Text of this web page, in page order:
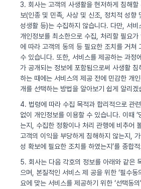
3. 회사는 고객의 사생활을 현저하게 침해할
보(인종 및 민족, 사상 및 신조, 정치적 성향
성생활 등)는 수집하지 않습니다. 다만, 서
개인정보를 최소한으로 수집, 처리할 필요
에 따라 고객의 동의 등 필요한 조치를 거쳐
수 있습니다. 또한, 서비스를 제공하는 과정
가 공개되는 정보에 포함됨으로써 사생활
하는 때에는 서비스의 제공 전에 민감한 개
개를 선택하는 방법을 알아보기 쉽게 알리겠
4. 법령에 따라 수집 목적과 합리적으로 관
없이 개인정보를 이용할 수 있습니다. 이때
는지, 수집한 정황이나 처리 관행에 비추어
고객의 이익을 부당하게 침해하지 않는지,
성 확보에 필요한 조치를 하였는지’를 종합
5. 회사는 다음 각호의 정보를 아래와 같은
으며, 본질적인 서비스 제 공을 위한 ‘필수동
요에 맞는 서비스를 제공하기 위한 ‘선택동